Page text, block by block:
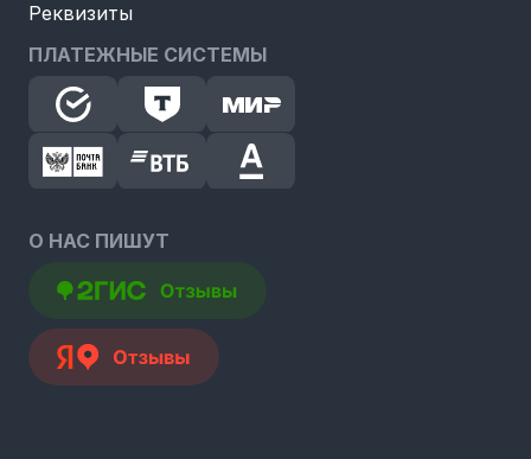
Реквизиты
ПЛАТЕЖНЫЕ СИСТЕМЫ
О НАС ПИШУТ